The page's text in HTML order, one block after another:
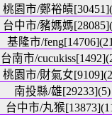
桃園市/鄭裕皟
台中市/豬媽媽
基隆市/
台南市/
桃園市/財氣女
南投縣/雄[29233](5)
台中市/丸猴